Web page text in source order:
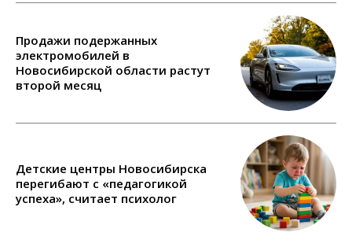
Продажи подержанных
электромобилей в
Новосибирской области растут
второй месяц
Детские центры Новосибирска
перегибают с «педагогикой
успеха», считает психолог